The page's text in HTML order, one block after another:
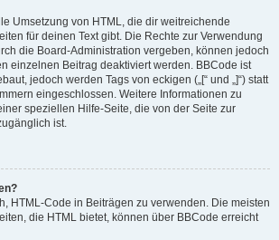
Umsetzung von HTML, die dir weitreichende
für deinen Text gibt. Die Rechte zur Verwendung
die Board-Administration vergeben, können jedoch
einzelnen Beitrag deaktiviert werden. BBCode ist
jedoch werden Tags von eckigen („[“ und „]“) statt
eingeschlossen. Weitere Informationen zu
speziellen Hilfe-Seite, die von der Seite zur
ist.
HTML-Code in Beiträgen zu verwenden. Die meisten
die HTML bietet, können über BBCode erreicht